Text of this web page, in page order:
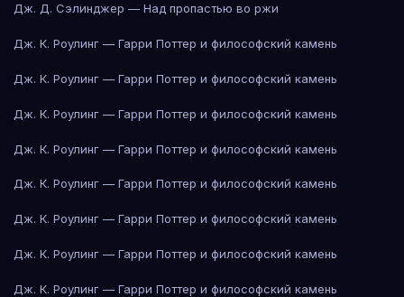
Дж. Д. Сэлинджер — Над пропастью во ржи
Дж. К. Роулинг — Гарри Поттер и философский камень
Дж. К. Роулинг — Гарри Поттер и философский камень
Дж. К. Роулинг — Гарри Поттер и философский камень
Дж. К. Роулинг — Гарри Поттер и философский камень
Дж. К. Роулинг — Гарри Поттер и философский камень
Дж. К. Роулинг — Гарри Поттер и философский камень
Дж. К. Роулинг — Гарри Поттер и философский камень
Дж. К. Роулинг — Гарри Поттер и философский камень